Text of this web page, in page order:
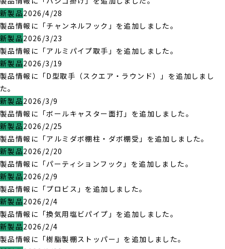
新製品2026/4/28
製品情報に「チャンネルフック」を追加しました。
新製品2026/3/23
製品情報に「アルミパイプ取手」を追加しました。
新製品2026/3/19
製品情報に「D型取手（スクエア・ラウンド）」を追加しまし
た。
新製品2026/3/9
製品情報に「ボールキャスター面打」を追加しました。
新製品2026/2/25
製品情報に「アルミダボ棚柱・ダボ棚受」を追加しました。
新製品2026/2/20
製品情報に「パーティションフック」を追加しました。
新製品2026/2/9
製品情報に「プロビス」を追加しました。
新製品2026/2/4
製品情報に「換気用塩ビパイプ」を追加しました。
新製品2026/2/4
製品情報に「樹脂製棚ストッパー」を追加しました。